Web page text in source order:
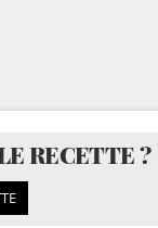
RECETTE ?